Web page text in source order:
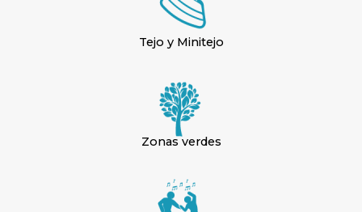
Tejo y Minitejo
Zonas verdes